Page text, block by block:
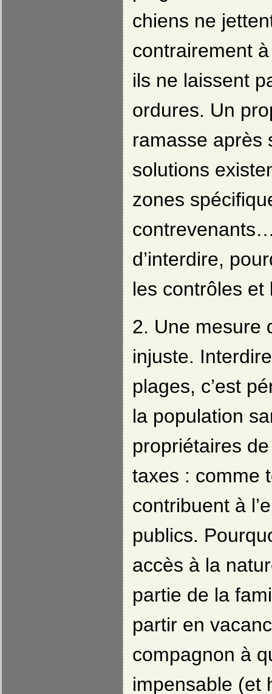
chiens ne
contrairement
ils ne laissent
ordures. Un
ramasse après
solutions
zones
d’interdire,
les contrôles et
2. Une mesure
injuste.
plages, c’est
la population
propriétaires
taxes : comme
contribuent à
publics.
accès à la
partie de la
partir en
compagnon à
impensable (et